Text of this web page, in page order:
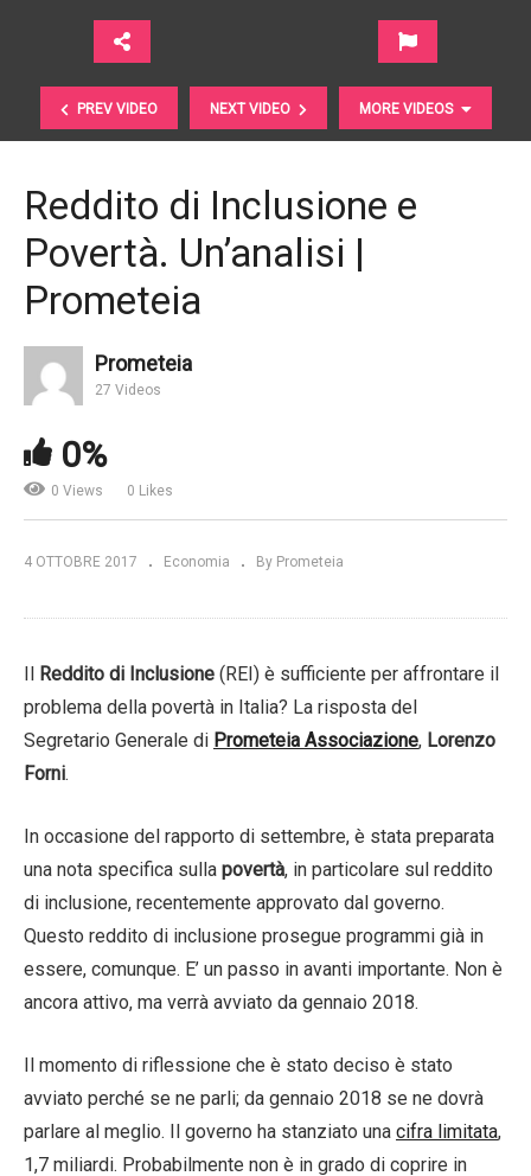
PREV VIDEO NEXT VIDEO MORE VIDEOS
Stress Test 2017 della Banca Centrale Europea |
Reddito di Inclusione e
Povertà. Un’analisi |
Prometeia
Prometeia
27 Videos
0%
0 Views 0 Likes
4 OTTOBRE 2017 Economia By Prometeia
Il Reddito di Inclusione (REI) è sufficiente per affrontare il
problema della povertà in Italia? La risposta del
Segretario Generale di Prometeia Associazione, Lorenzo
Forni.
In occasione del rapporto di settembre, è stata preparata
una nota specifica sulla povertà, in particolare sul reddito
di inclusione, recentemente approvato dal governo.
Questo reddito di inclusione prosegue programmi già in
essere, comunque. E’ un passo in avanti importante. Non è
ancora attivo, ma verrà avviato da gennaio 2018.
Il momento di riflessione che è stato deciso è stato
avviato perché se ne parli; da gennaio 2018 se ne dovrà
parlare al meglio. Il governo ha stanziato una cifra limitata,
1,7 miliardi. Probabilmente non è in grado di coprire in